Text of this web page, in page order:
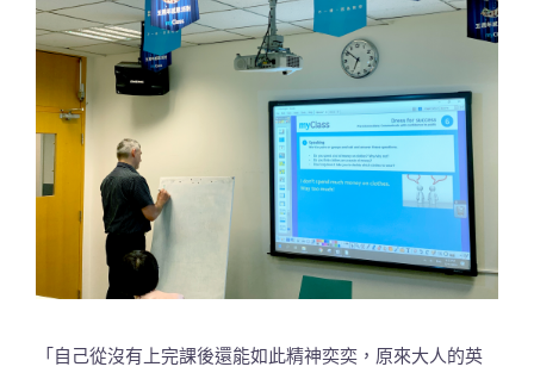
「自己從沒有上完課後還能如此精神奕奕，原來大人的英